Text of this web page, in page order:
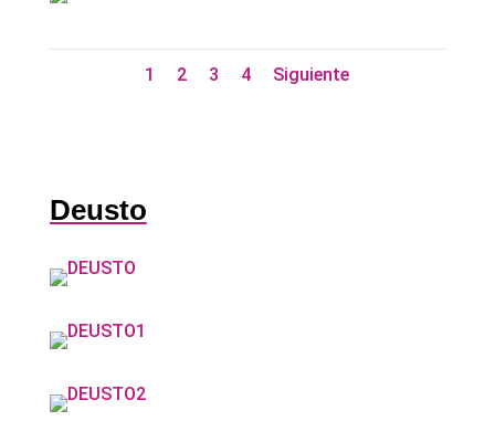
1 2 3 4 Siguiente
Deusto